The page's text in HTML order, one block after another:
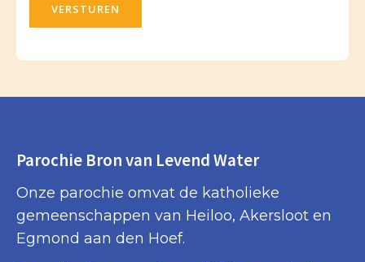
VERSTUREN
Parochie Bron van Levend Water
Onze parochie omvat de katholieke
gemeenschappen van Heiloo, Akersloot en
Egmond aan den Hoef.